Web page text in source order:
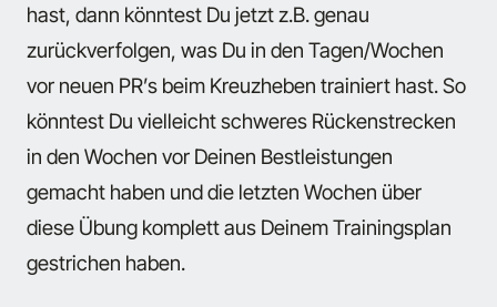
hast, dann könntest Du jetzt z.B. genau
zurückverfolgen, was Du in den Tagen/Wochen
vor neuen PR’s beim Kreuzheben trainiert hast. So
könntest Du vielleicht schweres Rückenstrecken
in den Wochen vor Deinen Bestleistungen
gemacht haben und die letzten Wochen über
diese Übung komplett aus Deinem Trainingsplan
gestrichen haben.